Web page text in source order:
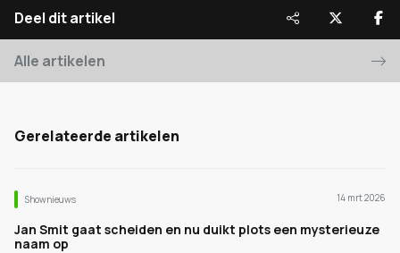
Deel dit artikel
Alle artikelen
Gerelateerde artikelen
Shownieuws 14 mrt 2026
Jan Smit gaat scheiden en nu duikt plots een mysterieuze
naam op